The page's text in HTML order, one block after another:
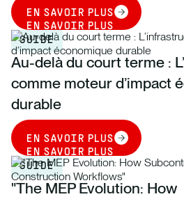
EN SAVOIR PLUS
EN SAVOIR PLUS
GUIDE
Au-delà du court terme :
comme moteur d’impact
durable
EN SAVOIR PLUS
EN SAVOIR PLUS
GUIDE
"The MEP Evolution: How